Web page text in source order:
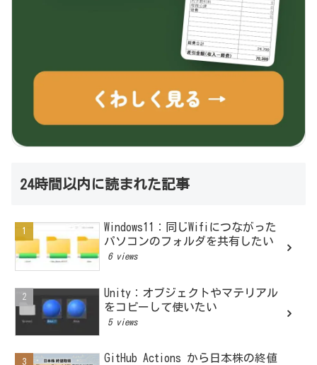
24時間以内に読まれた記事
Windows11：同じWifiにつながった
パソコンのフォルダを共有したい
6 views
Unity：オブジェクトやマテリアル
をコピーして使いたい
5 views
GitHub Actions から日本株の終値